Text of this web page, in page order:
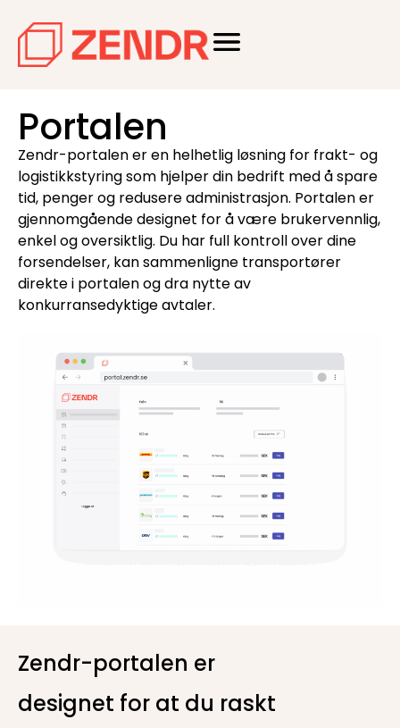
Portalen
Zendr-portalen er en helhetlig løsning for frakt- og
logistikkstyring som hjelper din bedrift med å spare
tid, penger og redusere administrasjon. Portalen er
gjennomgående designet for å være brukervennlig,
enkel og oversiktlig. Du har full kontroll over dine
forsendelser, kan sammenligne transportører
direkte i portalen og dra nytte av
konkurransedyktige avtaler.
Zendr-portalen er
designet for at du raskt